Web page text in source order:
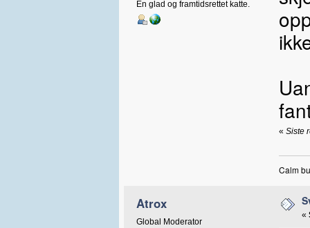
En glad og framtidsrettet katte.
« Siste
Calm
Atrox
Global Moderator
«